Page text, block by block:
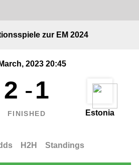
Estonia
zur EM 2024
2023 20:45
2 - 1
FINISHED
H2H Standings